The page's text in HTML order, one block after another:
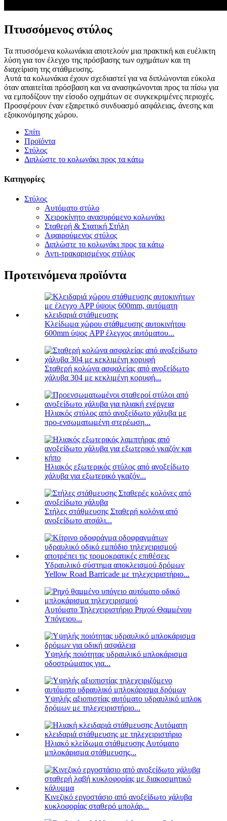
Πτυσσόμενος στύλος
Τα πτυσσόμενα κολωνάκια αποτελούν μια πρακτική και ευέλικτη
λύση για τον έλεγχο της πρόσβασης των οχημάτων και τη
διαχείριση της στάθμευσης.
Αυτά τα κολωνάκια έχουν σχεδιαστεί για να διπλώνονται εύκολα
όταν απαιτείται πρόσβαση και να ανασηκώνονται προς τα πίσω για
να εμποδίζουν την είσοδο οχημάτων σε συγκεκριμένες περιοχές.
Προσφέρουν έναν εξαιρετικό συνδυασμό ασφάλειας, άνεσης και
εξοικονόμησης χώρου.
Σπίτι
Προϊόντα
Στύλος
Διπλώστε το κολωνάκι προς τα κάτω
Κατηγορίες
Στύλος
Αυτόματο στύλο
Χειροκίνητο ανασυρόμενο κολωνάκι
Σταθερή & Στατική Στήλη
Αφαιρούμενος στύλος
Διπλώστε το κολωνάκι προς τα κάτω
Αντι-τρακαρισμένος στύλος
Προτεινόμενα προϊόντα
Κλείδωμα χώρου στάθμευσης αυτοκινήτου
600mm ύψος APP έλεγχος αυτόματου...
Σταθερή κολώνα ασφαλείας από ανοξείδωτο
χάλυβα 304 με κεκλιμένη κορυφή...
Ηλιακός στύλος από ανοξείδωτο χάλυβα με
προ-ενσωματωμένη στερέωση...
Ηλιακός εξωτερικός στύλος από ανοξείδωτο
χάλυβα για εξωτερικό γκαζόν...
Στήλες στάθμευσης Σταθερή κολόνα από
ανοξείδωτο ατσάλι...
Υδραυλικό σύστημα αποκλεισμού δρόμων
Yellow Road Barricade με τηλεχειριστήριο...
Αυτόματο Τηλεχειριστήριο Ρηχού Θαμμένου
Υπόγειου...
Υψηλής ποιότητας υδραυλικό μπλοκάρισμα
οδοστρώματος για...
Υψηλής αξιοπιστίας αυτόματο υδραυλικό μπλοκ
δρόμων με τηλεχειριστήριο...
Ηλιακό κλείδωμα στάθμευσης Αυτόματο
μπλοκάρισμα στάθμευσης...
Κινεζικό εργοστάσιο από ανοξείδωτο χάλυβα
κυκλοφορίας σταθερό μπολάρ...